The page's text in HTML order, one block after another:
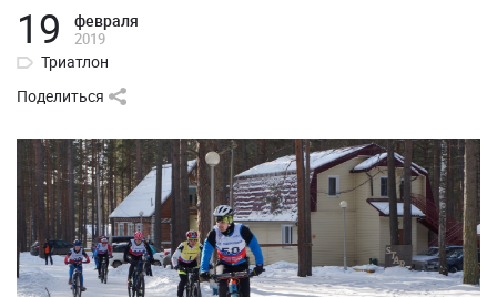
19 февраля
2019
Триатлон
Поделиться